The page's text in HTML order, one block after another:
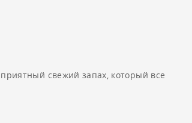
свежий запах, который все